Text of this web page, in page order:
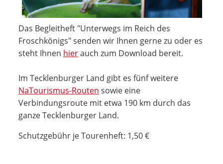
Das Begleitheft "Unterwegs im Reich des
Froschkönigs" senden wir Ihnen gerne zu oder es
steht Ihnen hierauch zum Download bereit.
Im Tecklenburger Land gibt es fünf weitere
NaTourismus-Routen sowie eine
Verbindungsroute mit etwa 190 km durch das
ganze Tecklenburger Land.
Schutzgebühr je Tourenheft: 1,50 €